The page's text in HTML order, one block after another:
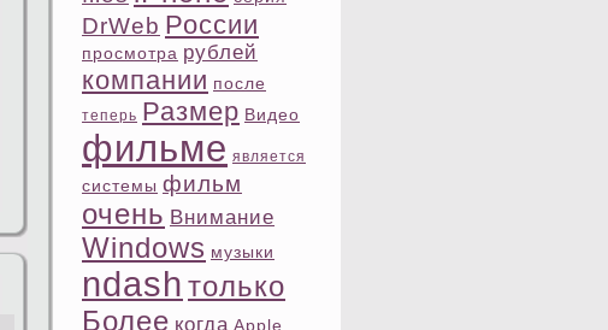
DrWeb России
просмотра рублей
компании после
теперь Размер Видео
фильме является
системы фильм
очень Внимание
Windows музыки
ndash тοлько
Более когда Apple